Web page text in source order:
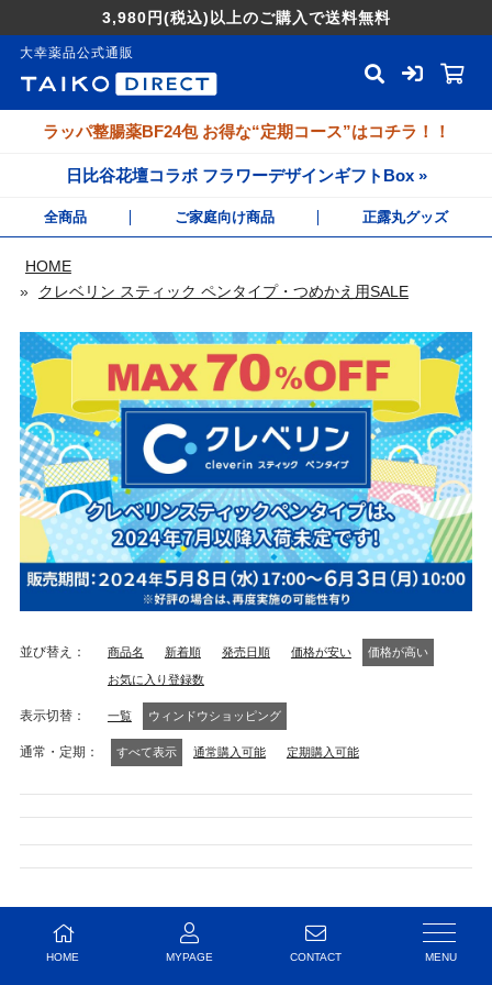
3,980円(税込) 以上のご購入で送料無料
大幸薬品公式通販
ラッパ整腸薬BF24包 お得な“定期コース”はコチラ！！
日比谷花壇コラボ フラワーデザインギフトBox »
全商品 ご家庭向け商品 正露丸グッズ
HOME
»
クレベリン スティック ペンタイプ・つめかえ用SALE
並び替え 商品名 新着順 発売日順 価格が安い 価格が高い
お気に入り登録数
表示切替 一覧 ウィンドウショッピング
通常・定期 すべて表示 通常購入可能 定期購入可能
該当する商品がありません。
HOME MYPAGE CONTACT